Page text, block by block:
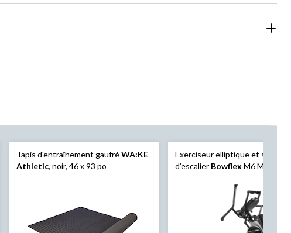
Tapis d'entraînement gaufréWA:KE
Athletic, noir, 46 x 93 po
Exerciseur elliptique et
d’escalier Bowflex M6 Max,